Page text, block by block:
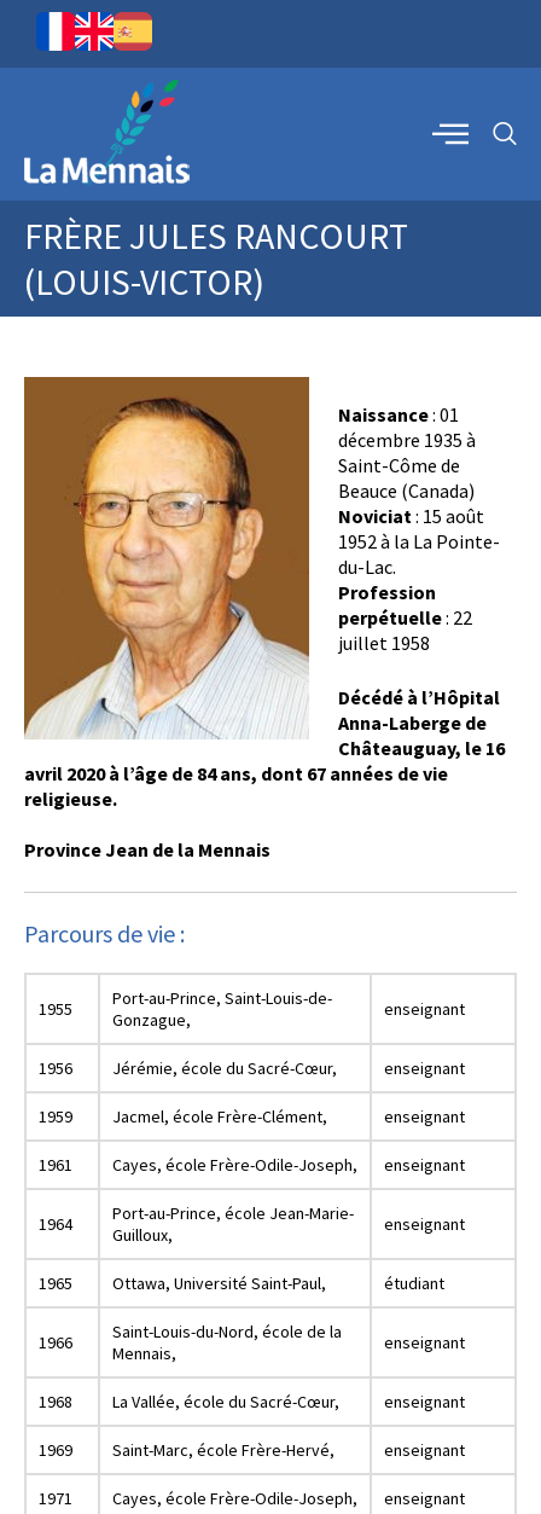
FRÈRE JULES RANCOURT
(LOUIS-VICTOR)
Naissance: 01
décembre 1935 à
Saint-Côme de
Beauce (Canada)
Noviciat: 15 août
1952 à la La Pointe-
du-Lac.
Profession
perpétuelle: 22
juillet 1958
Décédé à l’Hôpital
Anna-Laberge de
Châteauguay, le 16
avril 2020 à l’âge de 84 ans, dont 67 années de vie
religieuse.
Province Jean de la Mennais
Parcours de vie :
1955
Port-au-Prince, Saint-Louis-de-
Gonzague,
enseignant
1956 Jérémie, école du Sacré-Cœur, enseignant
1959 Jacmel, école Frère-Clément, enseignant
1961 Cayes, école Frère-Odile-Joseph, enseignant
1964
Port-au-Prince, école Jean-Marie-
Guilloux,
enseignant
1965 Ottawa, Université Saint-Paul, étudiant
1966
Saint-Louis-du-Nord, école de la
Mennais,
enseignant
1968 La Vallée, école du Sacré-Cœur, enseignant
1969 Saint-Marc, école Frère-Hervé, enseignant
1971 Cayes, école Frère-Odile-Joseph, enseignant